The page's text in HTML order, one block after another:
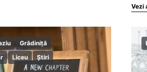
Vezi
Grădiniță
Liceu Știri